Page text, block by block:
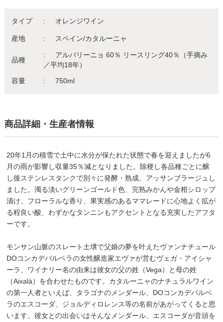
タイプ オレンジワイン
産地 スペイン/カタルーニャ
品種
アルバリーニョ 60％ リースリング40％（手摘み
／平均18年）
容量
750ml
商品詳細・生産者情報
20年1月の積雪で土中に水分が保たれた状態で春を迎えましたが6
月の雨が影響し収量35％減となりました。除梗し各品種ごとに醸
し後ステンレスタンクで別々に発酵・熟成、アッサンブラージュし
ました。濁る淡いグリーンゴールド色、完熟みかんや金柑シロップ
漬け、フローラルな香り、果実感のあるママレードに心地よく拡が
る程良い酸、わずかなタンニンもアクセントとなる充実したアフタ
ーです。
モンサン山脈のスレート土壌で父娘の夢を叶えたヴァンナチュール
DOコンカデバルベラの女性醸造家エヴァが営むヴェガ・アイシャ
ーラ、ワイナリー名の由来は彼女の父の姓（Vega）と母の姓
（Aixalà）を合わせたものです。カタルーニャのナチュラルワイン
の第一人者といえば、タラゴナのメンダール、DOコンカデバルベ
ラのエスコーダ、ジョルディロレンス等の名前があがってくると思
います。彼女との出会いはそんなメンダール、エスコーダが音頭を